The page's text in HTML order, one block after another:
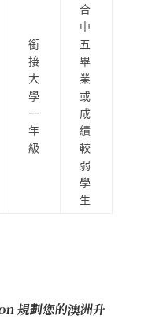
銜
接
大
學
一
年
級
合
中
五
畢
業
或
成
績
較
弱
學
生
規劃您的澳洲升